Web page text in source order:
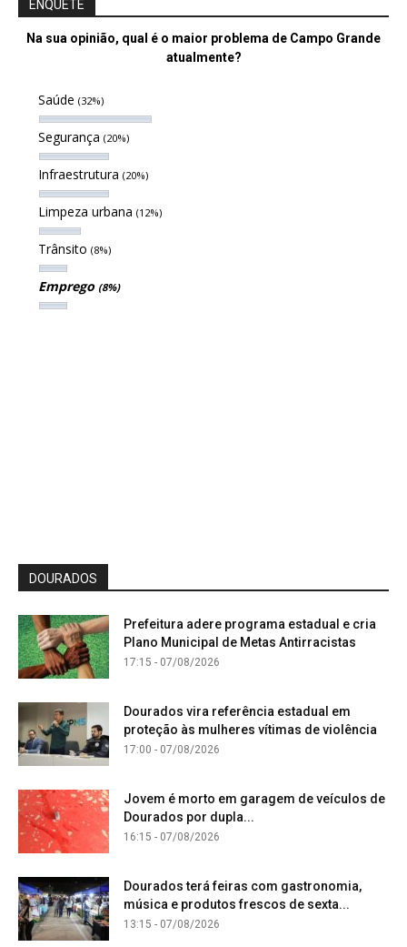
ENQUETE
Na sua opinião, qual é o maior problema de Campo Grande
atualmente?
Saúde (32%)
Segurança (20%)
Infraestrutura (20%)
Limpeza urbana (12%)
Trânsito (8%)
Emprego (8%)
DOURADOS
Prefeitura adere programa estadual e cria
Plano Municipal de Metas Antirracistas
17:15 - 07/08/2026
Dourados vira referência estadual em
proteção às mulheres vítimas de violência
17:00 - 07/08/2026
Jovem é morto em garagem de veículos de
Dourados por dupla...
16:15 - 07/08/2026
Dourados terá feiras com gastronomia,
música e produtos frescos de sexta...
13:15 - 07/08/2026